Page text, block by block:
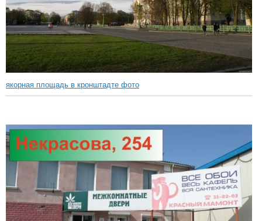
якорная площадь в кронштадте фото